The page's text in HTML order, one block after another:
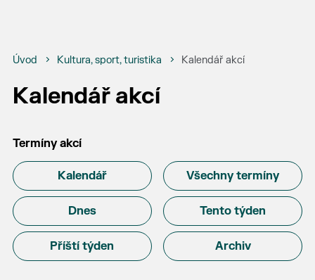
Úvod Kultura, sport, turistika Kalendář akcí
Kalendář akcí
Termíny akcí
Kalendář Všechny termíny
Dnes Tento týden
Příští týden Archiv